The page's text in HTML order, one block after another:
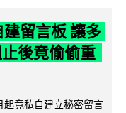
留言板 讓多
後竟偷偷重
竟私自建立秘密留言